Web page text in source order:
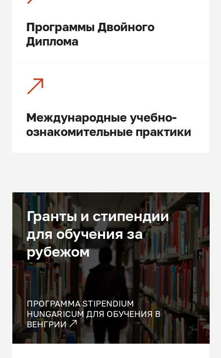
Программы Двойного
Диплома
Международные учебно-
ознакомительные практики
Гранты и стипендии
для обучения за
рубежом
ПРОГРАММА STIPENDIUM
HUNGARICUM ДЛЯ ОБУЧЕНИЯ В
ВЕНГРИИ